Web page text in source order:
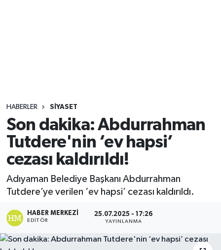
HABERLER SIYASET
Son dakika: Abdurrahman
Tutdere'nin ‘ev hapsi’
cezası kaldırıldı!
Adıyaman Belediye Başkanı Abdurrahman
Tutdere’ye verilen ‘ev hapsi’ cezası kaldırıldı.
HABER MERKEZI
EDITÖR
25.07.2025 - 17:26
YAYINLANMA
Yaşam